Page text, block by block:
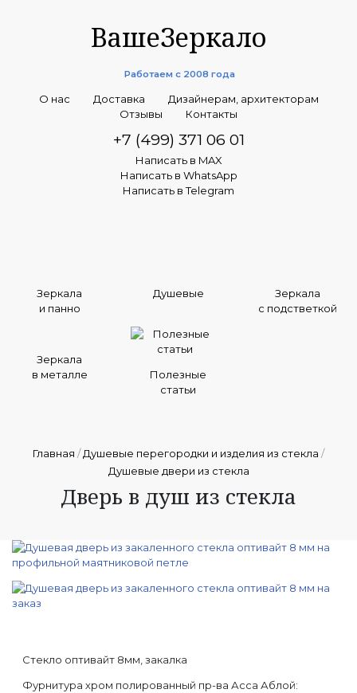
ВашеЗеркало
Работаем с 2008 года
О нас Доставка
Дизайнерам, архитекторам
Отзывы
Контакты
+7 (499) 371 06 01
Написать в MAX
Написать в WhatsApp
Написать в Telegram
Зеркала
и панно
Душевые
Зеркала
с подстветкой
Зеркала
в металле
Полезные
статьи
Главная /Душевые перегородки и изделия из стекла /
Душевые двери из стекла
Дверь в душ из стекла
Стекло оптивайт 8мм, закалка
Фурнитура хром полированный пр-ва Асса Аблой: